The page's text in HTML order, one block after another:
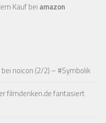
Kauf bei amazon
noicon (2/2) – #Symbolik
filmdenken.de fantasiert